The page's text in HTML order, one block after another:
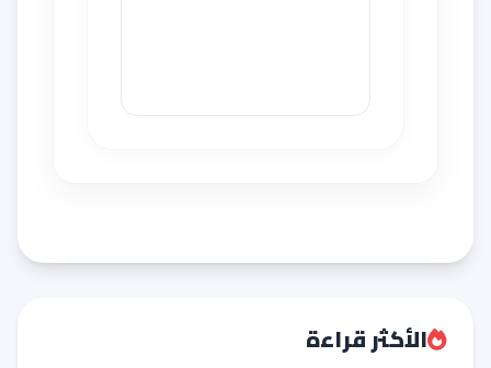
الأكثر قراءة